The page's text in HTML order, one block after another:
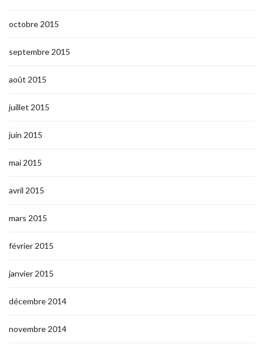
octobre 2015
septembre 2015
août 2015
juillet 2015
juin 2015
mai 2015
avril 2015
mars 2015
février 2015
janvier 2015
décembre 2014
novembre 2014